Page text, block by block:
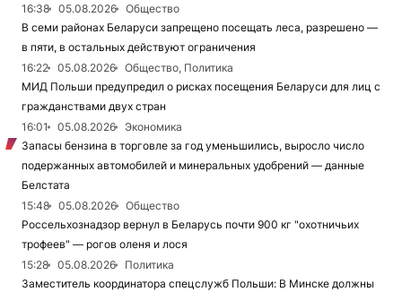
16:38
05.08.2026
Общество
В семи районах Беларуси запрещено посещать леса, разрешено —
в пяти, в остальных действуют ограничения
16:22
05.08.2026
Общество, Политика
МИД Польши предупредил о рисках посещения Беларуси для лиц с
гражданствами двух стран
16:01
05.08.2026
Экономика
Запасы бензина в торговле за год уменьшились, выросло число
подержанных автомобилей и минеральных удобрений — данные
Белстата
15:48
05.08.2026
Общество
Россельхознадзор вернул в Беларусь почти 900 кг "охотничьих
трофеев" — рогов оленя и лося
15:28
05.08.2026
Политика
Заместитель координатора спецслужб Польши: В Минске должны